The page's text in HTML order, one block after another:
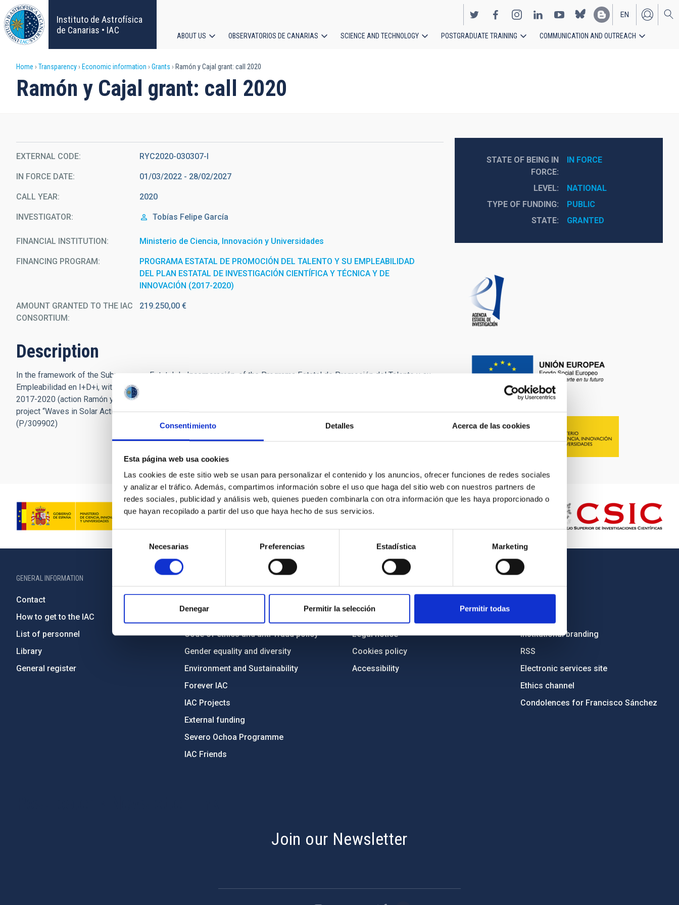
Consentimiento Detalles Acerca de las cookies
Esta página web usa cookies
Las cookies de este sitio web se usan para personalizar el contenido y los anuncios, ofrecer funciones de redes sociales
y analizar el tráfico. Además, compartimos información sobre el uso que haga del sitio web con nuestros partners de
redes sociales, publicidad y análisis web, quienes pueden combinarla con otra información que les haya proporcionado o
que hayan recopilado a partir del uso que haya hecho de sus servicios.
de
consentimiento
Necesarias Preferencias Estadística Marketing
Denegar Permitir la selección Permitir todas
Skip
to
main
content
Instituto de Astrofísica
de Canarias • IAC
EN
ES
navigation
ABOUT US OBSERVATORIOS DE CANARIAS SCIENCE AND TECHNOLOGY POSTGRADUATE TRAINING COMMUNICATION AND OUTREACH
Breadcrumb
Home Transparency Economic information Grants Ramón y Cajal grant: call 2020
Ramón y Cajal grant: call 2020
EXTERNAL CODE RYC2020-030307-I
IN FORCE DATE 01/03/2022 - 28/02/2027
CALL YEAR 2020
INVESTIGATOR Tobías Felipe García
FINANCIAL INSTITUTION Ministerio de Ciencia, Innovación y Universidades
FINANCING PROGRAM
PROGRAMA ESTATAL DE PROMOCIÓN DEL TALENTO Y SU EMPLEABILIDAD
DEL PLAN ESTATAL DE INVESTIGACIÓN CIENTÍFICA Y TÉCNICA Y DE
INNOVACIÓN (2017-2020)
AMOUNT GRANTED TO THE IAC
CONSORTIUM
219.250,00 €
Description
In the framework of the Subprograma Estatal de Incorporación, of the Programa Estatal de Promoción del Talento y su
Empleabilidad en I+D+i, within the framework of the Plan Estatal de Investigación Científica y Técnica y de Innovación
2017-2020 (action Ramón y Cajal), call 2020, the researcher will develop his research as PI of the specific
project “Waves in Solar Active Regions: Numerical simulations, Spectropolarimetry, and Local Helioseismoloogy”
(P/309902)
STATE OF BEING IN
FORCE
IN FORCE
LEVEL
NATIONAL
TYPE OF FUNDING
PUBLIC
STATE
GRANTED
GENERAL INFORMATION
Contact
How to get to the IAC
List of personnel
Library
General register
Code of ethics and anti-fraud policy
Gender equality and diversity
Environment and Sustainability
Forever IAC
IAC Projects
External funding
Severo Ochoa Programme
IAC Friends
Legal notice
Cookies policy
Accessibility
Institutional branding
RSS
Electronic services site
Ethics channel
Condolences for Francisco Sánchez
Join our Newsletter